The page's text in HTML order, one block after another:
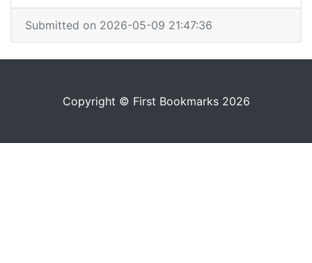
Submitted on 2026-05-09 21:47:36
Copyright © First Bookmarks 2026